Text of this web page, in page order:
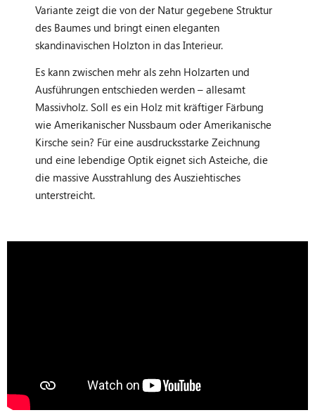
Variante zeigt die von der Natur gegebene Struktur
des Baumes und bringt einen eleganten
skandinavischen Holzton in das Interieur.
Es kann zwischen mehr als zehn Holzarten und
Ausführungen entschieden werden – allesamt
Massivholz. Soll es ein Holz mit kräftiger Färbung
wie Amerikanischer Nussbaum oder Amerikanische
Kirsche sein? Für eine ausdrucksstarke Zeichnung
und eine lebendige Optik eignet sich Asteiche, die
die massive Ausstrahlung des Ausziehtisches
unterstreicht.